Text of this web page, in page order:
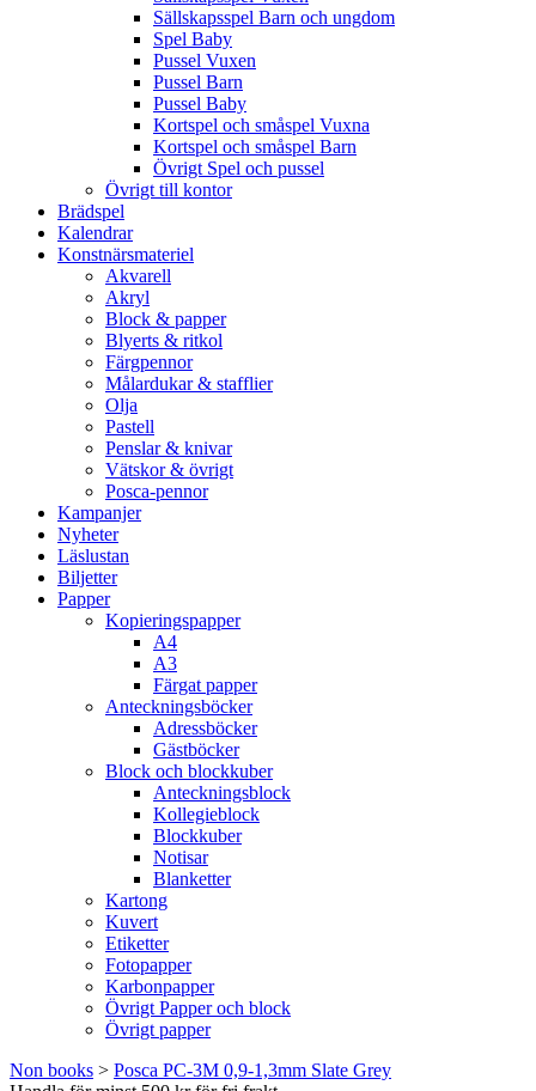
Sällskapsspel Barn och ungdom
Spel Baby
Pussel Vuxen
Pussel Barn
Pussel Baby
Kortspel och småspel Vuxna
Kortspel och småspel Barn
Övrigt Spel och pussel
Övrigt till kontor
Brädspel
Kalendrar
Konstnärsmateriel
Akvarell
Akryl
Block & papper
Blyerts & ritkol
Färgpennor
Målardukar & stafflier
Olja
Pastell
Penslar & knivar
Vätskor & övrigt
Posca-pennor
Kampanjer
Nyheter
Läslustan
Biljetter
Papper
Kopieringspapper
A4
A3
Färgat papper
Anteckningsböcker
Adressböcker
Gästböcker
Block och blockkuber
Anteckningsblock
Kollegieblock
Blockkuber
Notisar
Blanketter
Kartong
Kuvert
Etiketter
Fotopapper
Karbonpapper
Övrigt Papper och block
Övrigt papper
Non books > Posca PC-3M 0,9-1,3mm Slate Grey